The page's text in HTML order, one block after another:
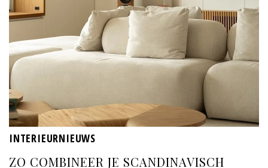
INTERIEURNIEUWS
ZO COMBINEER JE SCANDINAVISCH